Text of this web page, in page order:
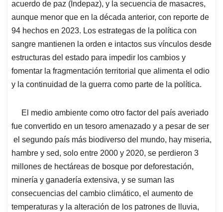
acuerdo de paz (Indepaz), y la secuencia de masacres,
aunque menor que en la década anterior, con reporte de
94 hechos en 2023. Los estrategas de la política con
sangre mantienen la orden e intactos sus vínculos desde
estructuras del estado para impedir los cambios y
fomentar la fragmentación territorial que alimenta el odio
y la continuidad de la guerra como parte de la política.
El medio ambiente como otro factor del país averiado
fue convertido en un tesoro amenazado y a pesar de ser
el segundo país más biodiverso del mundo, hay miseria,
hambre y sed, solo entre 2000 y 2020, se perdieron 3
millones de hectáreas de bosque por deforestación,
minería y ganadería extensiva, y se suman las
consecuencias del cambio climático, el aumento de
temperaturas y la alteración de los patrones de lluvia,